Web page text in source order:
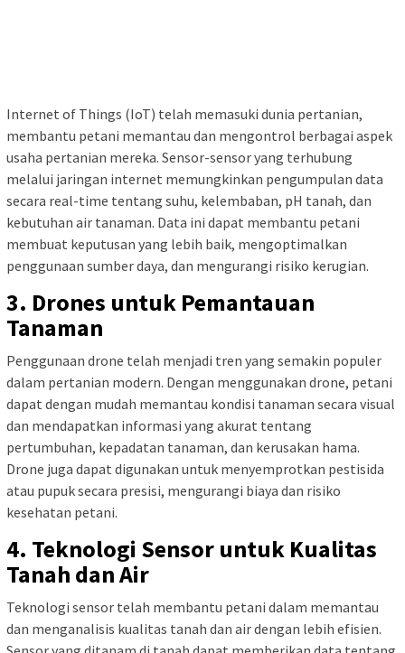
Internet of Things (IoT) telah memasuki dunia pertanian,
membantu petani memantau dan mengontrol berbagai aspek
usaha pertanian mereka. Sensor-sensor yang terhubung
melalui jaringan internet memungkinkan pengumpulan data
secara real-time tentang suhu, kelembaban, pH tanah, dan
kebutuhan air tanaman. Data ini dapat membantu petani
membuat keputusan yang lebih baik, mengoptimalkan
penggunaan sumber daya, dan mengurangi risiko kerugian.
3. Drones untuk Pemantauan
Tanaman
Penggunaan drone telah menjadi tren yang semakin populer
dalam pertanian modern. Dengan menggunakan drone, petani
dapat dengan mudah memantau kondisi tanaman secara visual
dan mendapatkan informasi yang akurat tentang
pertumbuhan, kepadatan tanaman, dan kerusakan hama.
Drone juga dapat digunakan untuk menyemprotkan pestisida
atau pupuk secara presisi, mengurangi biaya dan risiko
kesehatan petani.
4. Teknologi Sensor untuk Kualitas
Tanah dan Air
Teknologi sensor telah membantu petani dalam memantau
dan menganalisis kualitas tanah dan air dengan lebih efisien.